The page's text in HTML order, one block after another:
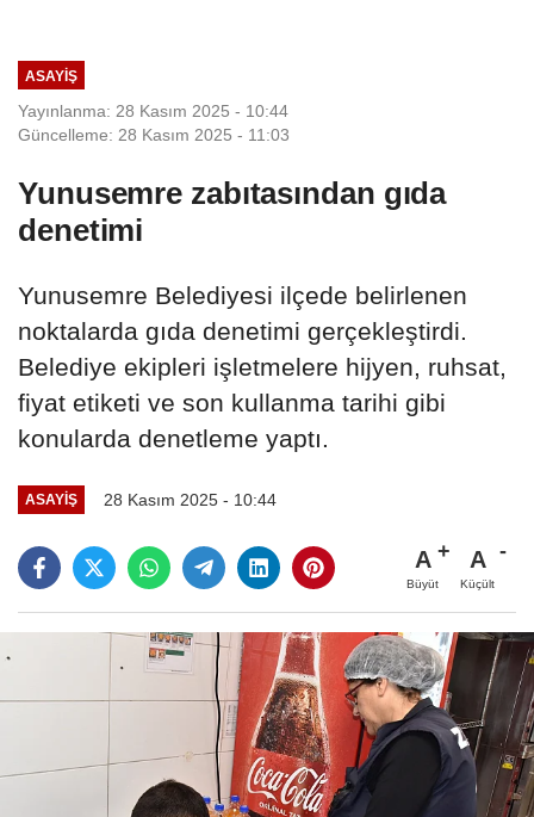
ASAYIŞ
Yayınlanma: 28 Kasım 2025 - 10:44
Güncelleme: 28 Kasım 2025 - 11:03
Yunusemre zabıtasından gıda
denetimi
Yunusemre Belediyesi ilçede belirlenen
noktalarda gıda denetimi gerçekleştirdi.
Belediye ekipleri işletmelere hijyen, ruhsat,
fiyat etiketi ve son kullanma tarihi gibi
konularda denetleme yaptı.
ASAYIŞ 28 Kasım 2025 - 10:44
A
Büyüt
A
Küçült